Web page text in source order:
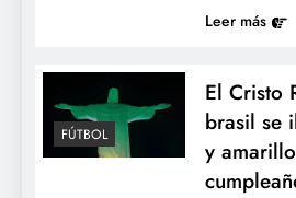
Leer más
FÚTBOL
El Cristo
brasil se
y